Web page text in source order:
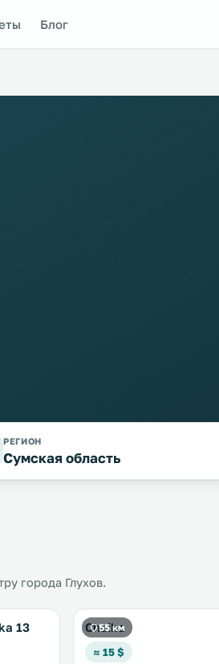
Блог
РЕГИОН
Сумская область
города Глухов.
13 55 км
Chaika
≈ 15 $